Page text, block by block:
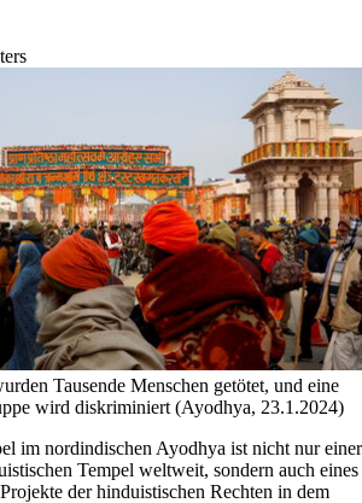
Tausende Menschen getötet, und eine
wird diskriminiert (Ayodhya, 23.1.2024)
im nordindischen Ayodhya ist nicht nur einer
Tempel weltweit, sondern auch eines
der hinduistischen Rechten in dem